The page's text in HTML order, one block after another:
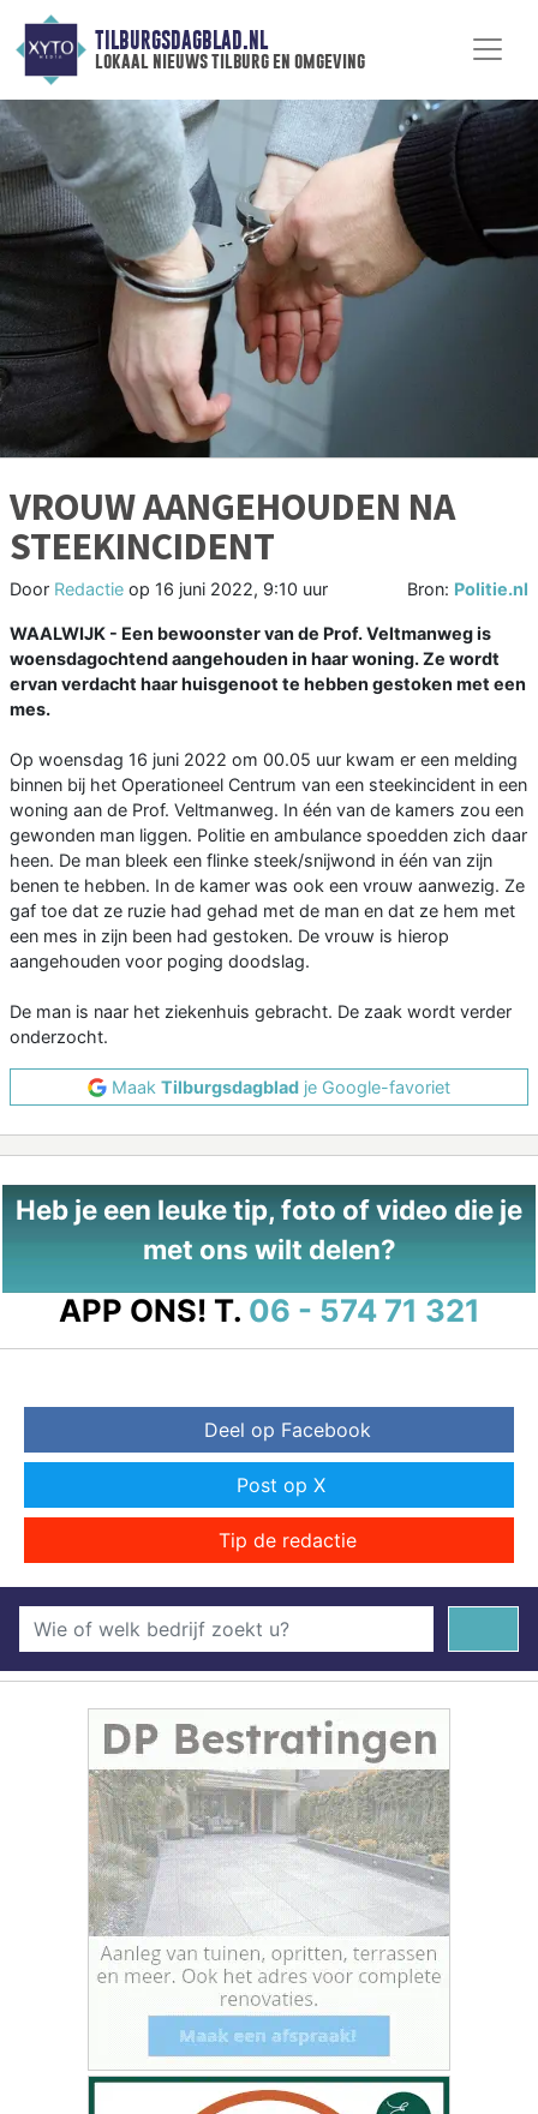
TILBURGSDAGBLAD.NL
lokaal nieuws tilburg en omgeving
VROUW AANGEHOUDEN NA
STEEKINCIDENT
Door Redactie op 16 juni 2022, 9:10 uur Bron: Politie.nl
WAALWIJK - Een bewoonster van de Prof. Veltmanweg is
woensdagochtend aangehouden in haar woning. Ze wordt
ervan verdacht haar huisgenoot te hebben gestoken met een
mes.
Op woensdag 16 juni 2022 om 00.05 uur kwam er een melding
binnen bij het Operationeel Centrum van een steekincident in een
woning aan de Prof. Veltmanweg. In één van de kamers zou een
gewonden man liggen. Politie en ambulance spoedden zich daar
heen. De man bleek een flinke steek/snijwond in één van zijn
benen te hebben. In de kamer was ook een vrouw aanwezig. Ze
gaf toe dat ze ruzie had gehad met de man en dat ze hem met
een mes in zijn been had gestoken. De vrouw is hierop
aangehouden voor poging doodslag.
De man is naar het ziekenhuis gebracht. De zaak wordt verder
onderzocht.
Maak Tilburgsdagblad je Google-favoriet
Heb je een leuke tip, foto of video die je
met ons wilt delen?
APP ONS! T. 06 - 574 71 321
Deel op Facebook
Post op X
Tip de redactie